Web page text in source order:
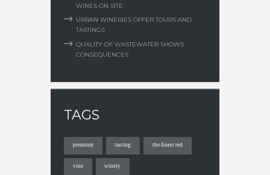
WINES ON SITE
URBAN WINERIES OFFER TOURS AND
TASTINGS
QUALITY OF WASTEWATER SHOWS
CONSEQUENCES
TAGS
premium tasting the finest red
vine winery